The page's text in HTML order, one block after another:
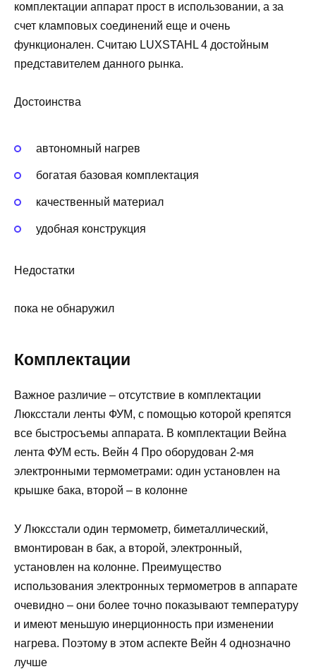
комплектации аппарат прост в использовании, а за
счет кламповых соединений еще и очень
функционален. Считаю LUXSTAHL 4 достойным
представителем данного рынка.
Достоинства
автономный нагрев
богатая базовая комплектация
качественный материал
удобная конструкция
Недостатки
пока не обнаружил
Комплектации
Важное различие – отсутствие в комплектации
Люксстали ленты ФУМ, с помощью которой крепятся
все быстросъемы аппарата. В комплектации Вейна
лента ФУМ есть. Вейн 4 Про оборудован 2-мя
электронными термометрами: один установлен на
крышке бака, второй – в колонне
У Люксстали один термометр, биметаллический,
вмонтирован в бак, а второй, электронный,
установлен на колонне. Преимущество
использования электронных термометров в аппарате
очевидно – они более точно показывают температуру
и имеют меньшую инерционность при изменении
нагрева. Поэтому в этом аспекте Вейн 4 однозначно
лучше